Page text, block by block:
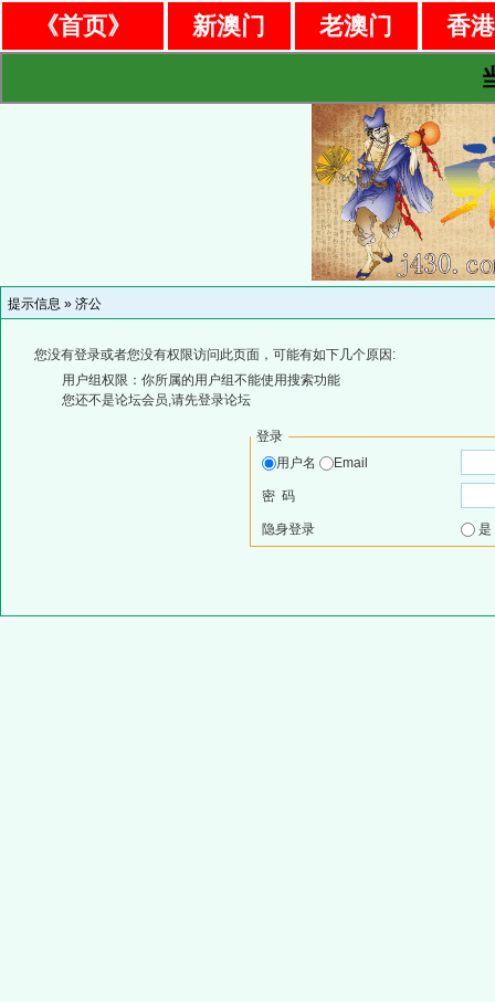
《首页》 新澳门 老澳门
香
提示信息 » 济公
您没有登录或者您没有权限访问此页面，可能有如下几个原因:
用户组权限：你所属的用户组不能使用搜索功能
您还不是论坛会员,请先登录论坛
登录
用户名
Email
密 码
隐身登录